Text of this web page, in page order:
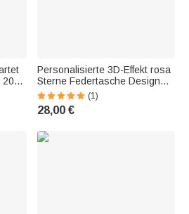
Personalisierte 3D-Effekt rosa
Sterne Federtasche Design
20oz Skinny Becher mit Deckel
und Stroh zurück zu Schule
Anerkennung Geschenk für
(1)
28,00 €